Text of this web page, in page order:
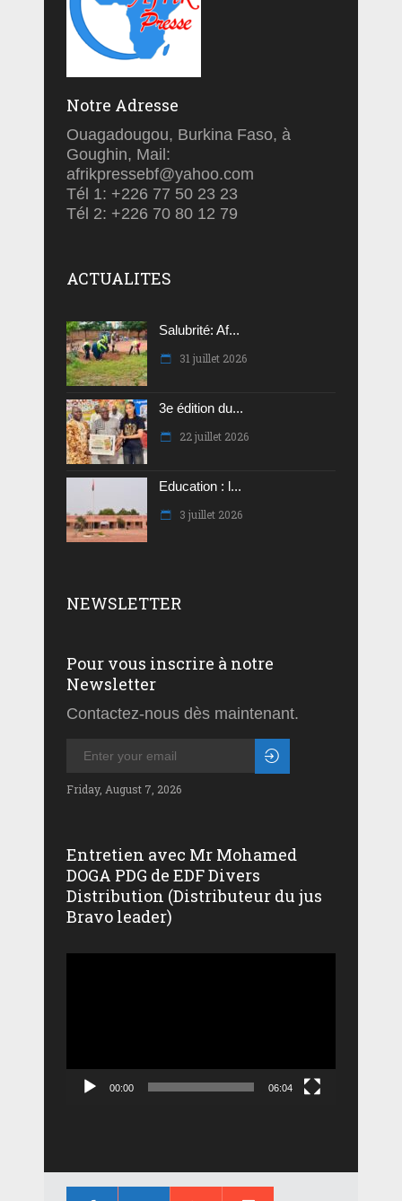
Notre Adresse
Ouagadougou, Burkina Faso, à
Goughin, Mail:
afrikpressebf@yahoo.com
Tél 1: +226 77 50 23 23
Tél 2: +226 70 80 12 79
ACTUALITES
Salubrité: Af...
31 juillet 2026
3e édition du...
22 juillet 2026
Education : l...
3 juillet 2026
NEWSLETTER
Pour vous inscrire à notre
Newsletter
Contactez-nous dès maintenant.
Friday, August 7, 2026
Entretien avec Mr Mohamed
DOGA PDG de EDF Divers
Distribution (Distributeur du jus
Bravo leader)
00:00 06:04